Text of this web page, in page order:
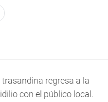
regresa a la
con el público local.